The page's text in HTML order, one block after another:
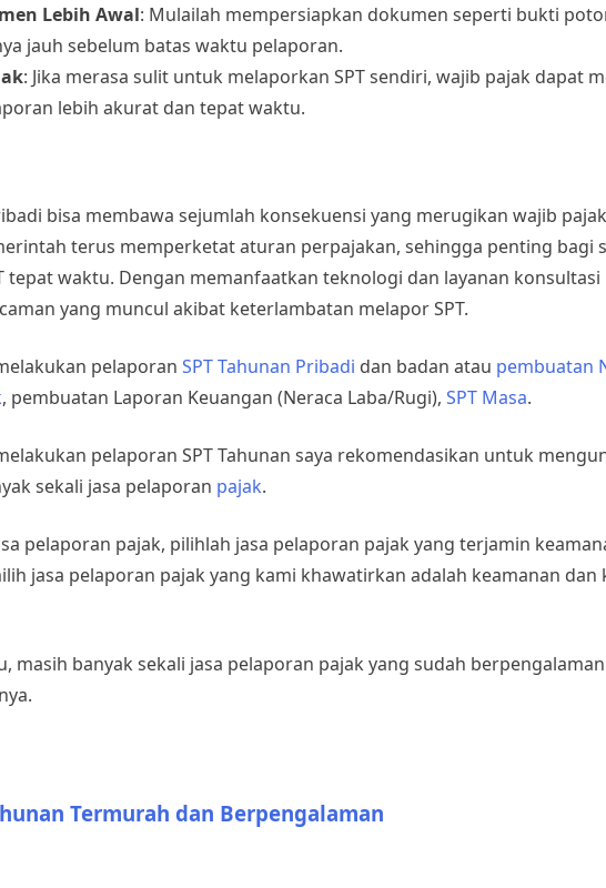
Lebih Awal: Mulailah mempersiapkan dokumen seperti bukti
jauh sebelum batas waktu pelaporan.
: Jika merasa sulit untuk melaporkan SPT sendiri, wajib pajak dapat
lebih akurat dan tepat waktu.
bisa membawa sejumlah konsekuensi yang merugikan wajib
terus memperketat aturan perpajakan, sehingga penting bagi
tepat waktu. Dengan memanfaatkan teknologi dan layanan
yang muncul akibat keterlambatan melapor SPT.
pelaporan SPT Tahunan Pribadi dan badan atau pembuatan
, pembuatan Laporan Keuangan (Neraca Laba/Rugi), SPT Masa.
pelaporan SPT Tahunan saya rekomendasikan untuk
sekali jasa pelaporan pajak.
pelaporan pajak, pilihlah jasa pelaporan pajak yang terjamin
jasa pelaporan pajak yang kami khawatirkan adalah keamanan dan
masih banyak sekali jasa pelaporan pajak yang sudah
Termurah dan Berpengalaman